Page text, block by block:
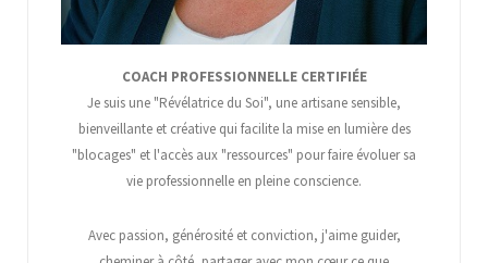
COACH PROFESSIONNELLE CERTIFIÉE
Je suis une "Révélatrice du Soi", une artisane sensible,
bienveillante et créative qui facilite la mise en lumière des
"blocages" et l'accès aux "ressources" pour faire évoluer sa
vie professionnelle en pleine conscience.
Avec passion, générosité et conviction, j'aime guider,